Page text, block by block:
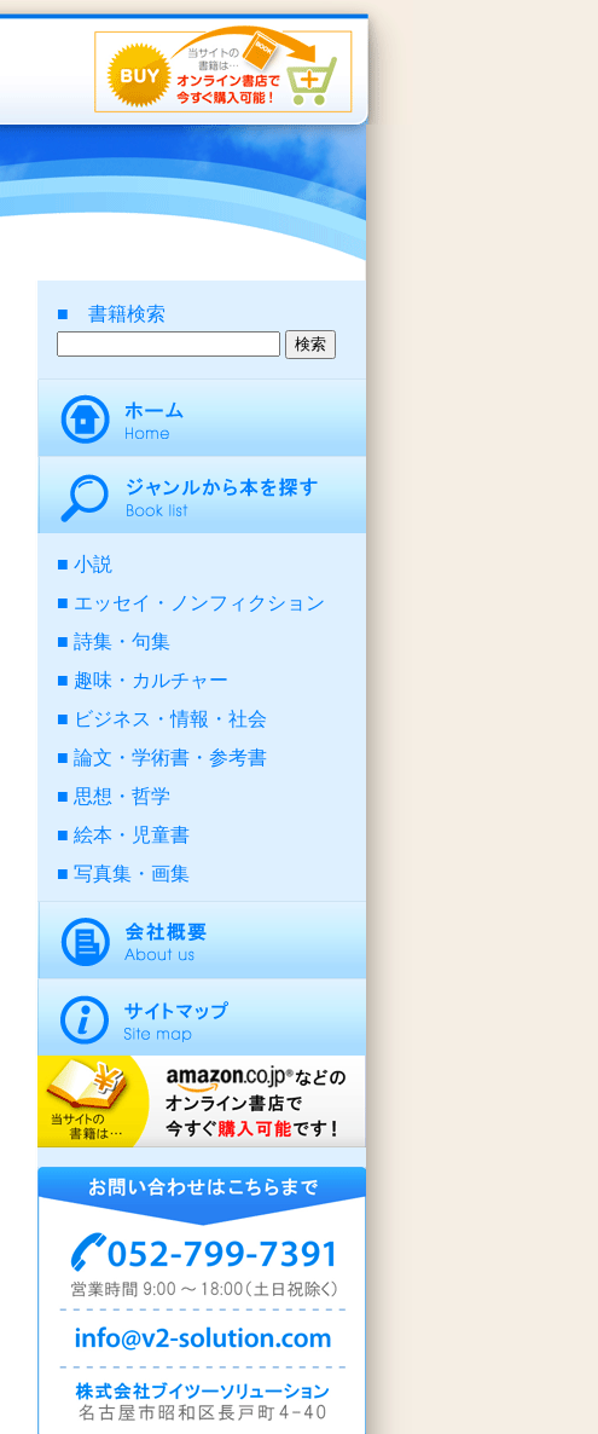
■ 書籍検索
小説
エッセイ・ノンフィクション
詩集・句集
趣味・カルチャー
ビジネス・情報・社会
論文・学術書・参考書
思想・哲学
絵本・児童書
写真集・画集